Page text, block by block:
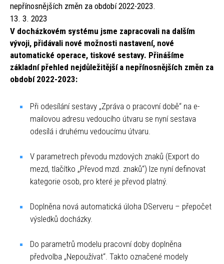
nepřínosnějších změn za období 2022-2023.
13. 3. 2023
V docházkovém systému jsme zapracovali na dalším
vývoji, přidávali nové možnosti nastavení, nové
automatické operace, tiskové sestavy. Přinášíme
základní přehled nejdůležitější a nepřínosnějších změn za
období 2022-2023:
Při odesílání sestavy „Zpráva o pracovní době“ na e-
mailovou adresu vedoucího útvaru se nyní sestava
odesílá i druhému vedoucímu útvaru.
V parametrech převodu mzdových znaků (Export do
mezd, tlačítko „Převod mzd. znaků“) lze nyní definovat
kategorie osob, pro které je převod platný.
Doplněna nová automatická úloha DServeru – přepočet
výsledků docházky.
Do parametrů modelu pracovní doby doplněna
předvolba „Nepoužívat“. Takto označené modely